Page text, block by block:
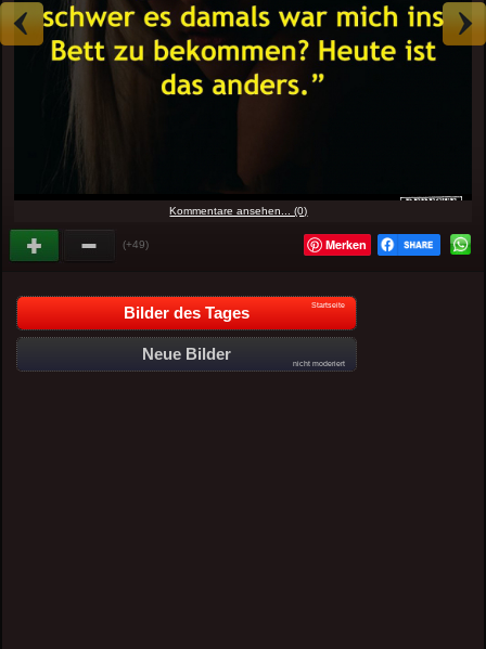
Kommentare ansehen... (0)
(+49) Merken
Bilder des Tages Startseite
Neue Bilder
nicht moderiert